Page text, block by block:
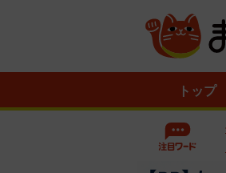
トップ